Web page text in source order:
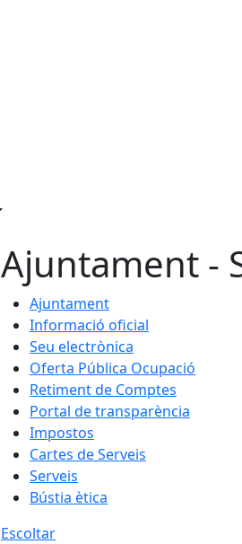
Ajuntament -
Ajuntament
Informació oficial
Seu electrònica
Oferta Pública Ocupació
Retiment de Comptes
Portal de transparència
Impostos
Cartes de Serveis
Serveis
Bústia ètica
Escoltar